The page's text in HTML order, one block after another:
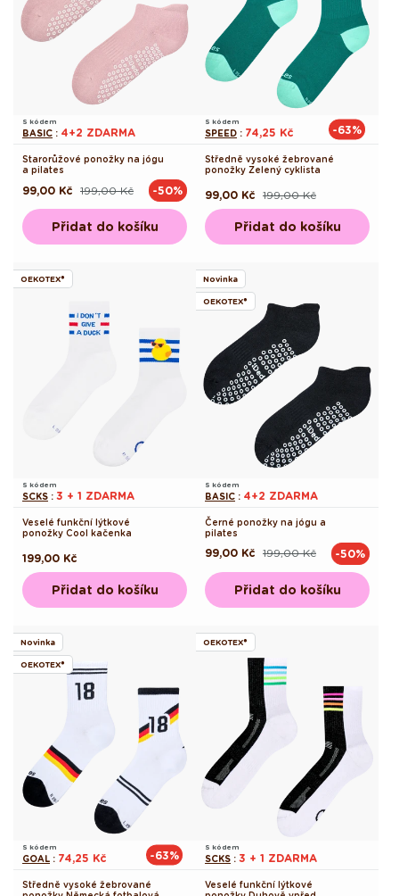
S kódem
BASIC : 4+2 ZDARMA
Starorůžové ponožky na jógu
a pilates
Běžná
199,00 Kč
Výprodejová
99,00 Kč -50%
Přidat do košíku
S kódem
SPEED : 74,25 Kč -63%
Středně vysoké žebrované
ponožky Zelený cyklista
Běžná
cena
199,00 Kč
Výprodejová
cena
99,00 Kč
Přidat do košíku
OEKOTEX®
S kódem
SCKS : 3 + 1 ZDARMA
Veselé funkční lýtkové
ponožky Cool kačenka
Běžná
cena
199,00 Kč
Přidat do košíku
Novinka
OEKOTEX®
S kódem
BASIC : 4+2 ZDARMA
Černé ponožky na jógu a
pilates
Běžná
199,00 Kč
Výprodejová
99,00 Kč -50%
Přidat do košíku
Novinka
OEKOTEX®
S kódem
GOAL : 74,25 Kč -63%
Středně vysoké žebrované
OEKOTEX®
S kódem
SCKS : 3 + 1 ZDARMA
Veselé funkční lýtkové